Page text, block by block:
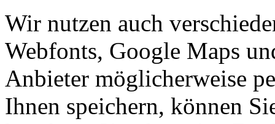
Wir nutzen auch
Webfonts, Google Maps
Anbieter möglicherweise
Ihnen speichern, können